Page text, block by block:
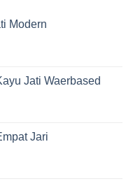
Modern
Jati Waerbased
Jari